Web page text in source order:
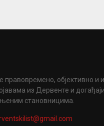
правовремено, објективно
из Дервенте и
становницима.